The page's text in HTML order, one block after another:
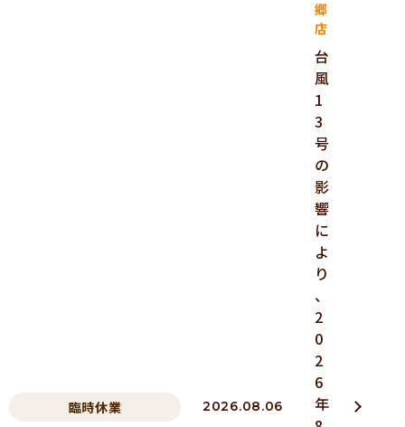
臨時休業 2026.08.06
郷
店
台
風
1
3
号
の
影
響
に
よ
り
、
2
0
2
6
年